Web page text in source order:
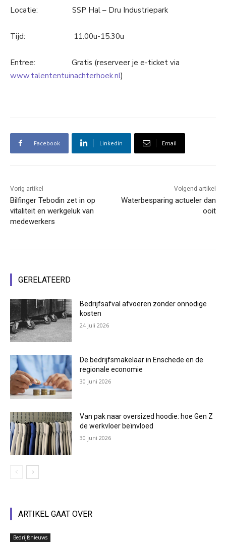
Locatie: SSP Hal – Dru Industriepark
Tijd: 11.00u-15.30u
Entree: Gratis (reserveer je e-ticket via
www.talententuinachterhoek.nl)
Facebook Linkedin Email
Vorig artikel
Bilfinger Tebodin zet in op
vitaliteit en werkgeluk van
medewerkers
Volgend artikel
Waterbesparing actueler dan
ooit
GERELATEERD
Bedrijfsafval afvoeren zonder onnodige
kosten
24 juli 2026
De bedrijfsmakelaar in Enschede en de
regionale economie
30 juni 2026
Van pak naar oversized hoodie: hoe Gen Z
de werkvloer beïnvloed
30 juni 2026
ARTIKEL GAAT OVER
Bedrijfsnieuws